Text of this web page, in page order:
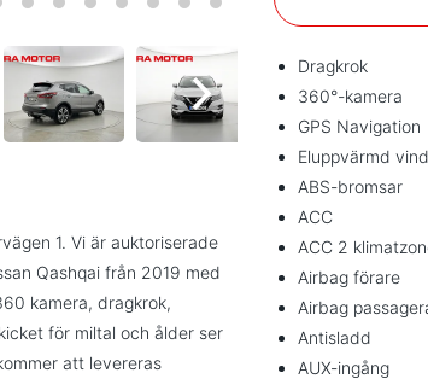
1. Vi är auktoriserade
Qashqai från 2019 med
kamera, dragkrok,
för miltal och ålder ser
att levereras
Dragkrok
360°-kamera
GPS Navigation
Eluppvärmd
ABS-bromsar
ACC
ACC 2
Airbag förare
Airbag
Antisladd
AUX-ingång